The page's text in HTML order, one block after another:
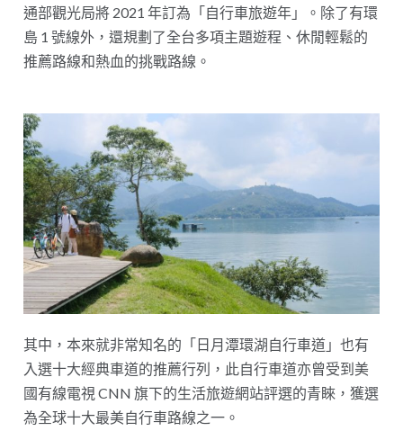
通部觀光局將 2021 年訂為「自行車旅遊年」。除了有環
島 1 號線外，還規劃了全台多項主題遊程、休閒輕鬆的
推薦路線和熱血的挑戰路線。
其中，本來就非常知名的「日月潭環湖自行車道」也有
入選十大經典車道的推薦行列，此自行車道亦曾受到美
國有線電視 CNN 旗下的生活旅遊網站評選的青睞，獲選
為全球十大最美自行車路線之一。